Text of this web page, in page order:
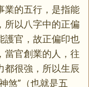
業的五行，是指能
所以八字中的正偏
護官，故正偏印也
當官創業的人，往
都很強，所以生辰
煞”（也就是五